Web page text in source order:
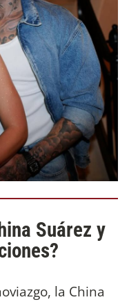
Suárez y
la China